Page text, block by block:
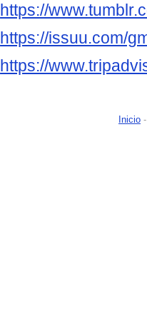
https://
https://issuu.com/
https://
Inicio -